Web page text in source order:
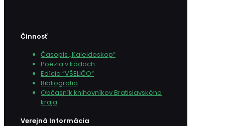
Činnosť
Časopis „Kaleidoskop“
Poézia v kódoch
Edícia “VŠELIČO”
Bibliografia
Občasník knihovníkov Bratislavského
kraja
Verejná Informácia